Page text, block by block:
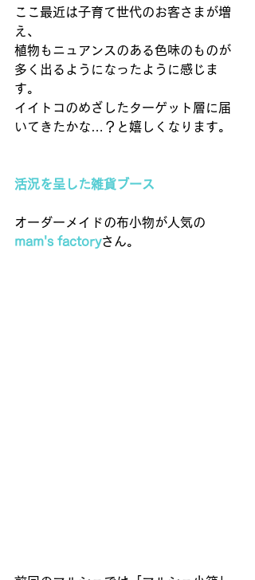
ここ最近は子育て世代のお客さまが増
え、
植物もニュアンスのある色味のものが
多く出るようになったように感じま
す。
イイトコのめざしたターゲット層に届
いてきたかな…？と嬉しくなります。
活況を呈した雑貨ブース
オーダーメイドの布小物が人気の
mam's factoryさん。